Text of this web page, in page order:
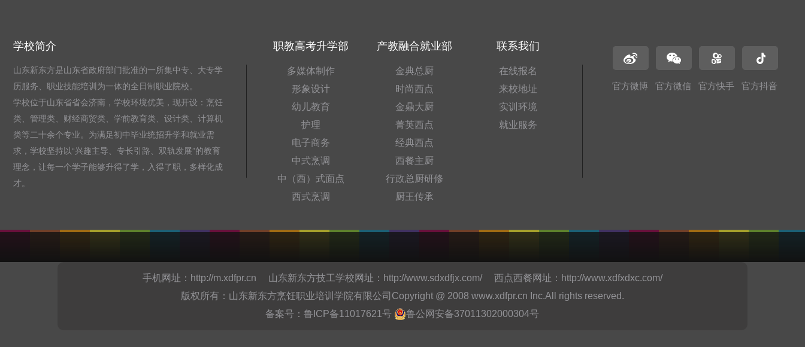
学校简介
山东新东方是山东省政府部门批准的一所集中专、大专学
历服务、职业技能培训为一体的全日制职业院校。
学校位于山东省省会济南，学校环境优美，现开设：烹饪
类、管理类、财经商贸类、学前教育类、设计类、计算机
类等二十余个专业。为满足初中毕业统招升学和就业需
求，学校坚持以“兴趣主导、专长引路、双轨发展”的教育
理念，让每一个学子能够升得了学，入得了职，多样化成
才。
职教高考升学部
多媒体制作
形象设计
幼儿教育
护理
电子商务
中式烹调
中（西）式面点
西式烹调
产教融合就业部
金典总厨
时尚西点
金鼎大厨
菁英西点
经典西点
西餐主厨
行政总厨研修
厨王传承
联系我们
在线报名
来校地址
实训环境
就业服务
官方微博 官方微信 官方快手 官方抖音
手机网址： http://m.xdfpr.cn 山东新东方技工学校网址： http://www.sdxdfjx.com/西点西餐网址： http://www.xdfxdxc.com/
版权所有：山东新东方烹饪职业培训学院有限公司Copyright @ 2008 www.xdfpr.cn Inc.All rights reserved.
备案号：鲁ICP备11017621号 鲁公网安备37011302000304号